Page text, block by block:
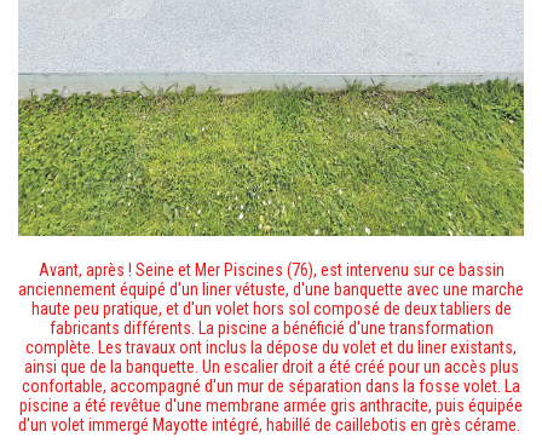
Avant, après ! Seine et Mer Piscines (76), est intervenu sur ce bassin
anciennement équipé d'un liner vétuste, d'une banquette avec une marche
haute peu pratique, et d'un volet hors sol composé de deux tabliers de
fabricants différents. La piscine a bénéficié d'une transformation
complète. Les travaux ont inclus la dépose du volet et du liner existants,
ainsi que de la banquette. Un escalier droit a été créé pour un accès plus
confortable, accompagné d'un mur de séparation dans la fosse volet. La
piscine a été revêtue d'une membrane armée gris anthracite, puis équipée
d'un volet immergé Mayotte intégré, habillé de caillebotis en grès cérame.